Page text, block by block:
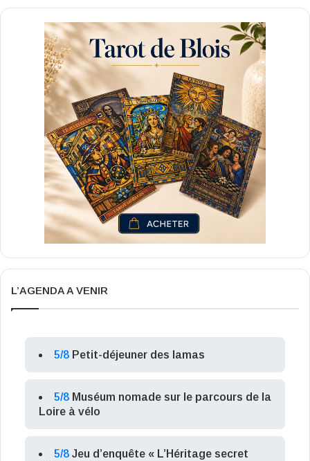
L’AGENDA A VENIR
5/8 Petit-déjeuner des lamas
5/8 Muséum nomade sur le parcours de la
Loire à vélo
5/8 Jeu d’enquête « L’Héritage secret